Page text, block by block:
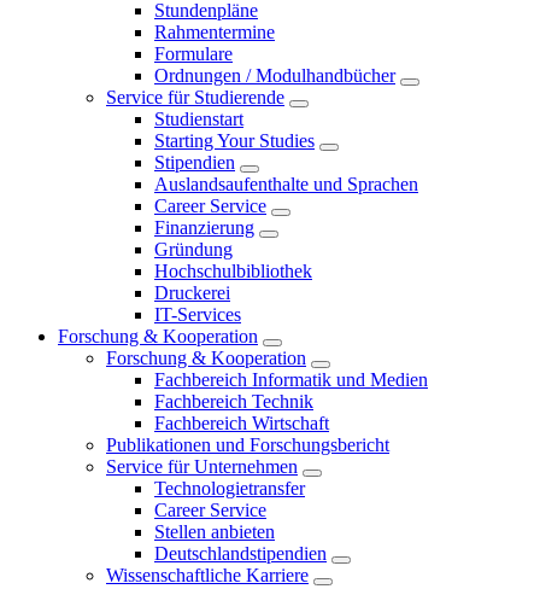
Stundenpläne
Rahmentermine
Formulare
Ordnungen / Modulhandbücher
Service für Studierende
Studienstart
Starting Your Studies
Stipendien
Auslandsaufenthalte und Sprachen
Career Service
Finanzierung
Gründung
Hochschulbibliothek
Druckerei
IT-Services
Forschung & Kooperation
Forschung & Kooperation
Fachbereich Informatik und Medien
Fachbereich Technik
Fachbereich Wirtschaft
Publikationen und Forschungsbericht
Service für Unternehmen
Technologietransfer
Career Service
Stellen anbieten
Deutschlandstipendien
Wissenschaftliche Karriere